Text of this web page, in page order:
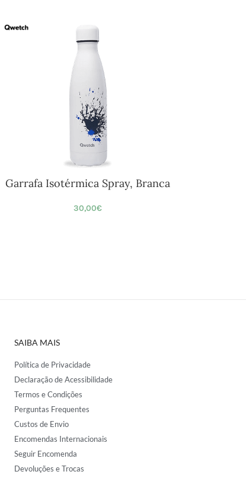
Garrafa Isotérmica Spray, Branca
30,00€
SAIBA MAIS
Política de Privacidade
Declaração de Acessibilidade
Termos e Condições
Perguntas Frequentes
Custos de Envio
Encomendas Internacionais
Seguir Encomenda
Devoluções e Trocas